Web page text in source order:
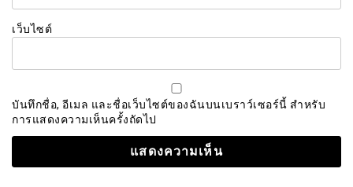
เว็บไซต์
บันทึกชื่อ, อีเมล และชื่อเว็บไซต์ของฉันบนเบราว์เซอร์นี้ สำหรับ
การแสดงความเห็นครั้งถัดไป